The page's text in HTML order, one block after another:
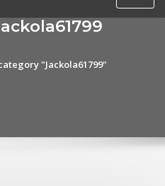
"Jackola61799"